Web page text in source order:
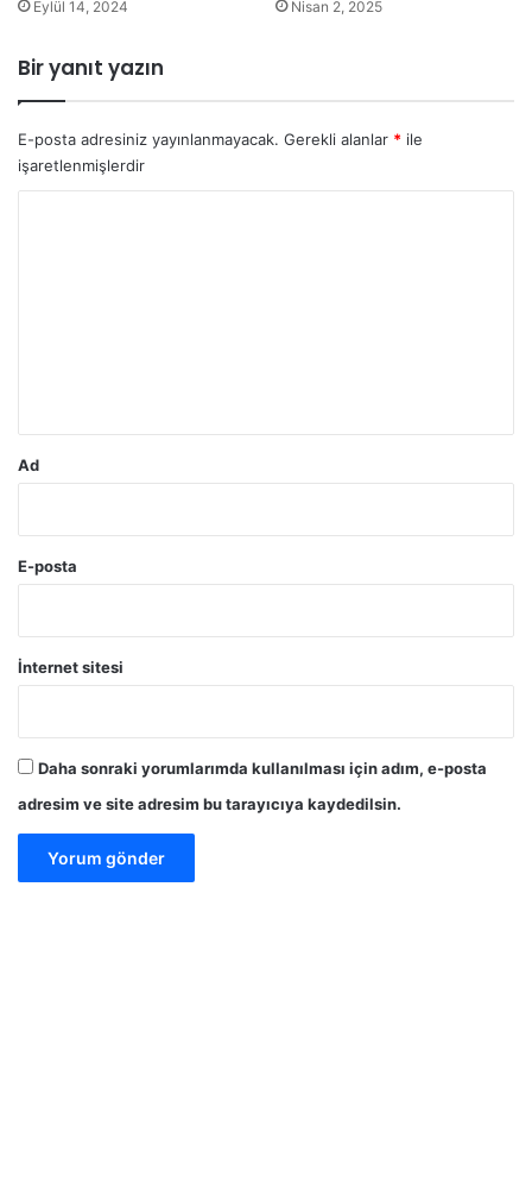
Eylül 14, 2024 Nisan 2, 2025
Bir yanıt yazın
E-posta adresiniz yayınlanmayacak. Gerekli alanlar * ile
işaretlenmişlerdir
Ad
E-posta
İnternet sitesi
Daha sonraki yorumlarımda kullanılması için adım, e-posta
adresim ve site adresim bu tarayıcıya kaydedilsin.